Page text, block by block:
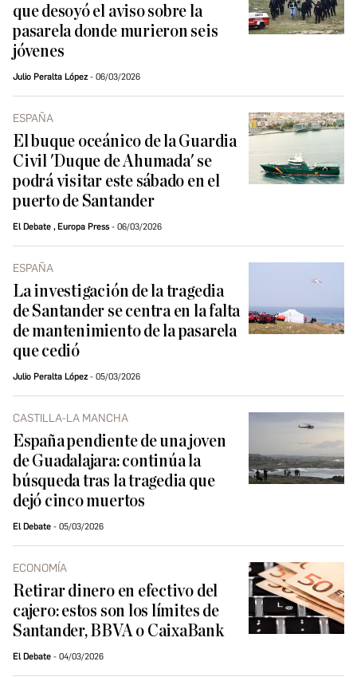
que desoyó el aviso sobre la
pasarela donde murieron seis
jóvenes
Julio Peralta López 06/03/2026
ESPAÑA
El buque oceánico de la Guardia
Civil 'Duque de Ahumada' se
podrá visitar este sábado en el
puerto de Santander
El Debate , Europa Press 06/03/2026
ESPAÑA
La investigación de la tragedia
de Santander se centra en la falta
de mantenimiento de la pasarela
que cedió
Julio Peralta López 05/03/2026
CASTILLA-LA MANCHA
España pendiente de una joven
de Guadalajara: continúa la
búsqueda tras la tragedia que
dejó cinco muertos
El Debate 05/03/2026
ECONOMÍA
Retirar dinero en efectivo del
cajero: estos son los límites de
Santander, BBVA o CaixaBank
El Debate 04/03/2026